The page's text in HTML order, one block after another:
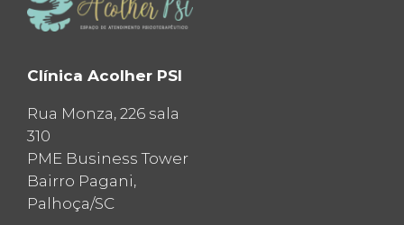
Clínica Acolher PSI
Rua Monza, 226 sala
310
PME Business Tower
Bairro Pagani,
Palhoça/SC